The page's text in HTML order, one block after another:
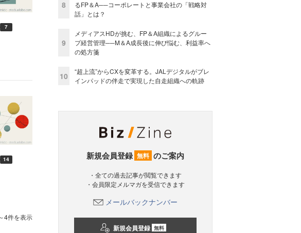
7
14
4件を表示
8
るFP＆A──コーポレートと事業会社の「戦略対
話」とは？
9
メディアスHDが挑む、FP＆A組織によるグルー
プ経営管理──M＆A成長後に伸び悩む、利益率へ
の処方箋
10
“超上流”からCXを変革する。JALデジタルがブレ
インパッドの伴走で実現した自走組織への軌跡
新規会員登録 無料 のご案内
・全ての過去記事が閲覧できます
・会員限定メルマガを受信できます
メールバックナンバー
新規会員登録 無料